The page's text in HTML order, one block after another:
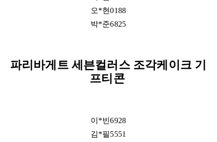
오*현0188
박*준6825​
파리바게트 세븐컬러스 조각케이크 기
프티콘​
이*빈6928
김*필5551